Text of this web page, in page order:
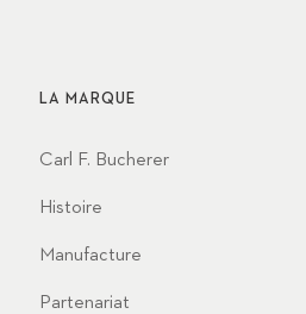
LA MARQUE
Carl F. Bucherer
Histoire
Manufacture
Partenariat